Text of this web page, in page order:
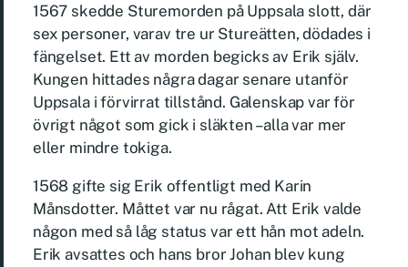
1567 skedde Sturemorden på Uppsala slott, där
sex personer, varav tre ur Stureätten, dödades i
fängelset. Ett av morden begicks av Erik själv.
Kungen hittades några dagar senare utanför
Uppsala i förvirrat tillstånd. Galenskap var för
övrigt något som gick i släkten – alla var mer
eller mindre tokiga.
1568 gifte sig Erik offentligt med Karin
Månsdotter. Måttet var nu rågat. Att Erik valde
någon med så låg status var ett hån mot adeln.
Erik avsattes och hans bror Johan blev kung